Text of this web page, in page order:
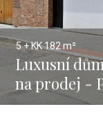
5 + KK182 m²
Luxusní
na prodej -
Jinonice,